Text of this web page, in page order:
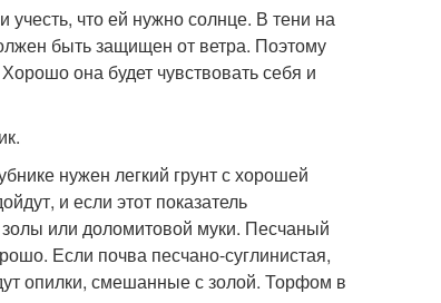
учесть, что ей нужно солнце. В тени на
быть защищен от ветра. Поэтому
она будет чувствовать себя и
нужен легкий грунт с хорошей
и если этот показатель
или доломитовой муки. Песчаный
Если почва песчано-суглинистая,
опилки, смешанные с золой. Торфом в